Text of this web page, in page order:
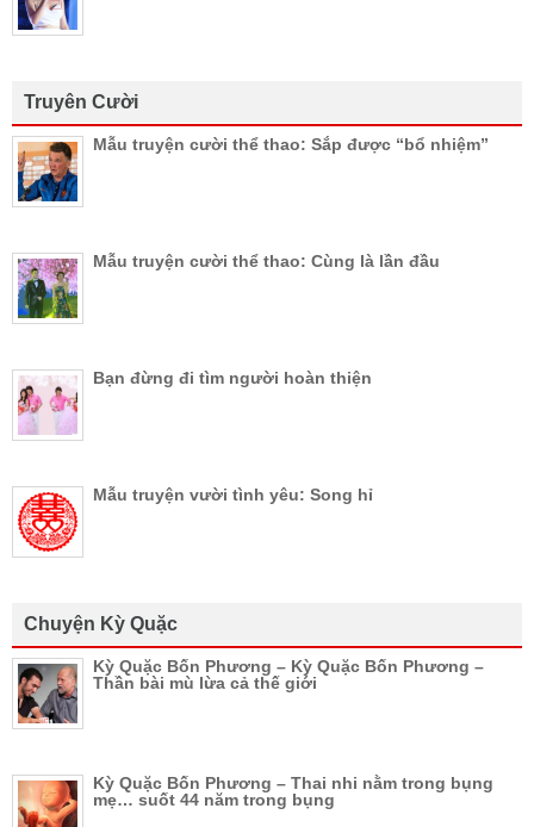
Truyên Cười
Mẫu truyện cười thể thao: Sắp được “bổ nhiệm”
Mẫu truyện cười thể thao: Cùng là lần đầu
Bạn đừng đi tìm người hoàn thiện
Mẫu truyện vười tình yêu: Song hỉ
Chuyện Kỳ Quặc
Kỳ Quặc Bốn Phương – Kỳ Quặc Bốn Phương –
Thần bài mù lừa cả thế giới
Kỳ Quặc Bốn Phương – Thai nhi nằm trong bụng
mẹ… suốt 44 năm trong bụng